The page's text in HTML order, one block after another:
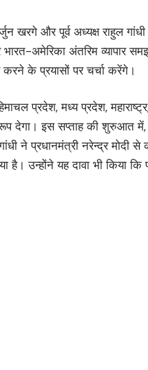
खरगे और पूर्व अध्यक्ष राहुल
अमेरिका अंतरिम व्यापार
के प्रयासों पर चर्चा करेंगे।
प्रदेश, मध्य प्रदेश,
देगा। इस सप्ताह की शुरुआत में,
ने प्रधानमंत्री नरेन्द्र मोदी
है। उन्होंने यह दावा भी किया